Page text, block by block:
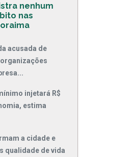
nenhum
nas
acusada de
injetará R$
estima
a cidade e
qualidade de vida